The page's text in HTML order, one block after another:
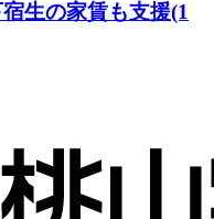
生の家賃も支援(1